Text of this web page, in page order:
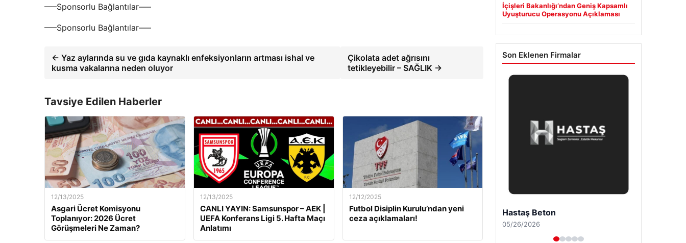
—–Sponsorlu Bağlantılar—–
—–Sponsorlu Bağlantılar—–
← Yaz aylarında su ve gıda kaynaklı enfeksiyonların artması ishal ve
kusma vakalarına neden oluyor
Çikolata adet ağrısını
tetikleyebilir – SAĞLIK →
Tavsiye Edilen Haberler
12/13/2025
Asgari Ücret Komisyonu
Toplanıyor: 2026 Ücret
Görüşmeleri Ne Zaman?
12/13/2025
CANLI YAYIN: Samsunspor – AEK |
UEFA Konferans Ligi 5. Hafta Maçı
Anlatımı
12/12/2025
Futbol Disiplin Kurulu’ndan yeni
ceza açıklamaları!
İçişleri Bakanlığı’ndan Geniş Kapsamlı
Uyuşturucu Operasyonu Açıklaması
Son Eklenen Firmalar
Enes Kaplan Avukatlık Bürosu
04/28/2026